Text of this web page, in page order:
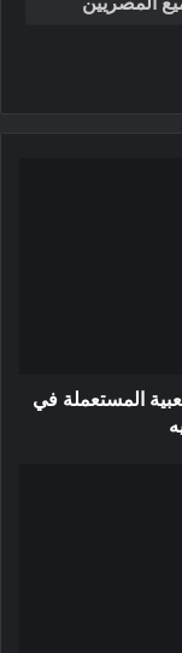
المستعملة في